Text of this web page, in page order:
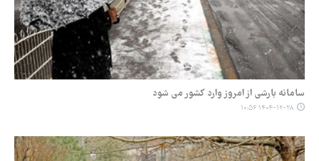
سامانه بارشی از امروز وارد کشور می شود
۱۴۰۴-۱۲-۲۸ ۱۰:۵۶